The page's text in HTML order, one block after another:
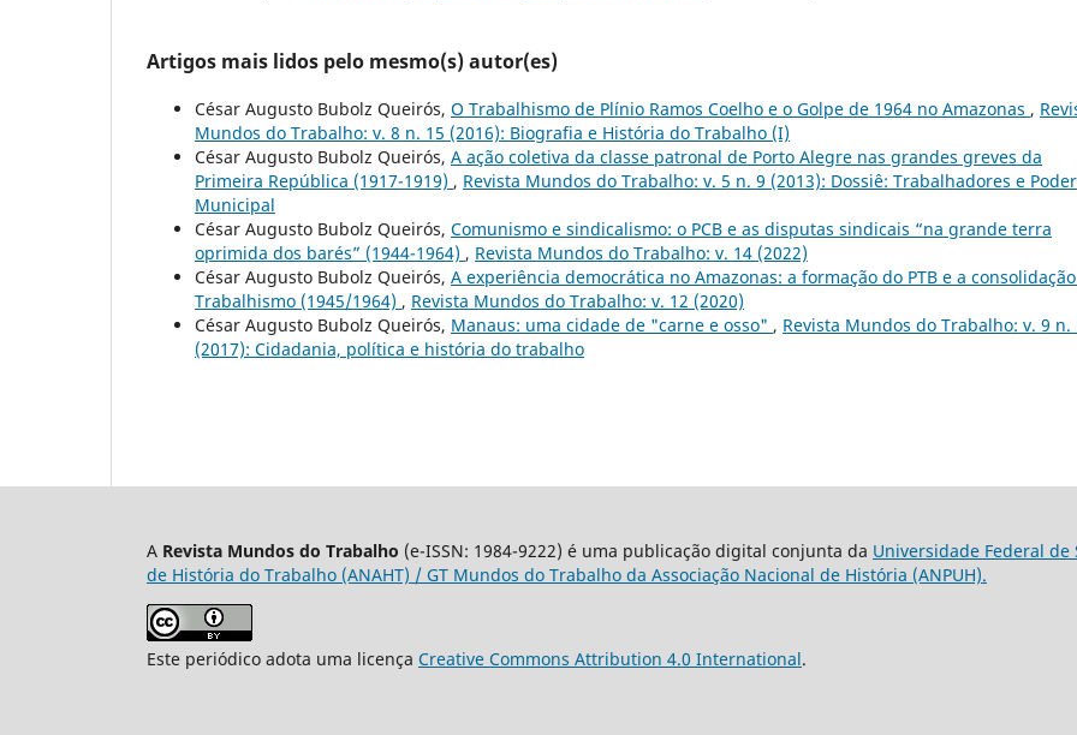
Artigos mais lidos pelo mesmo(s) autor(es)
César Augusto Bubolz Queirós, O Trabalhismo de Plínio Ramos Coelho e o Golpe de 1964 no Amazonas ,
Mundos do Trabalho: v. 8 n. 15 (2016): Biografia e História do Trabalho (I)
César Augusto Bubolz Queirós, A ação coletiva da classe patronal de Porto Alegre nas grandes greves da
Primeira República (1917-1919) , Revista Mundos do Trabalho: v. 5 n. 9 (2013): Dossiê: Trabalhadores e Poder
Municipal
César Augusto Bubolz Queirós, Comunismo e sindicalismo: o PCB e as disputas sindicais “na grande terra
oprimida dos barés” (1944-1964) , Revista Mundos do Trabalho: v. 14 (2022)
César Augusto Bubolz Queirós, A experiência democrática no Amazonas: a formação do PTB e a
Trabalhismo (1945/1964) , Revista Mundos do Trabalho: v. 12 (2020)
César Augusto Bubolz Queirós, Manaus: uma cidade de "carne e osso" , Revista Mundos do Trabalho: v. 9 n.
(2017): Cidadania, política e história do trabalho
A Revista Mundos do Trabalho (e-ISSN: 1984-9222) é uma publicação digital conjunta da Universidade Federal de
de História do Trabalho (ANAHT) / GT Mundos do Trabalho da Associação Nacional de História (ANPUH).
Este periódico adota uma licença Creative Commons Attribution 4.0 International.